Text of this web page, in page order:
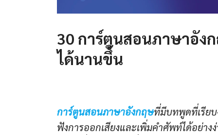
30 การ์ตูนสอนภาษาอังก
ได้นานขึ้น
การ์ตูนสอนภาษาอังกฤษที่มีบทพูดที่เรียบ
ฟังการออกเสียงและเพิ่มคำศัพท์ได้อย่า